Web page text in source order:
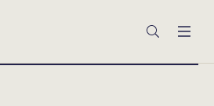
Keresés